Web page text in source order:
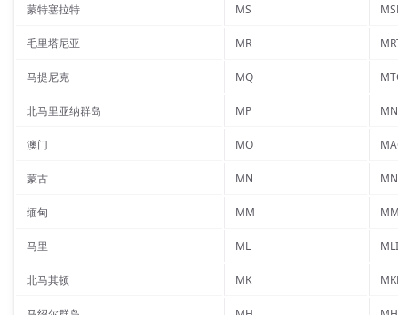
蒙特塞拉特 MS
毛里塔尼亚 MR
马提尼克 MQ
北马里亚纳群岛 MP
澳门 MO
蒙古 MN
缅甸 MM
马里 ML MLI
北马其顿 MK